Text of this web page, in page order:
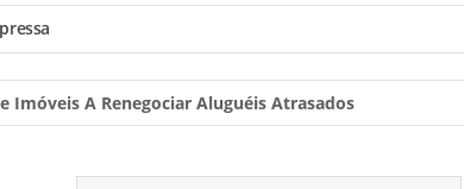
Imóveis A Renegociar Aluguéis Atrasados